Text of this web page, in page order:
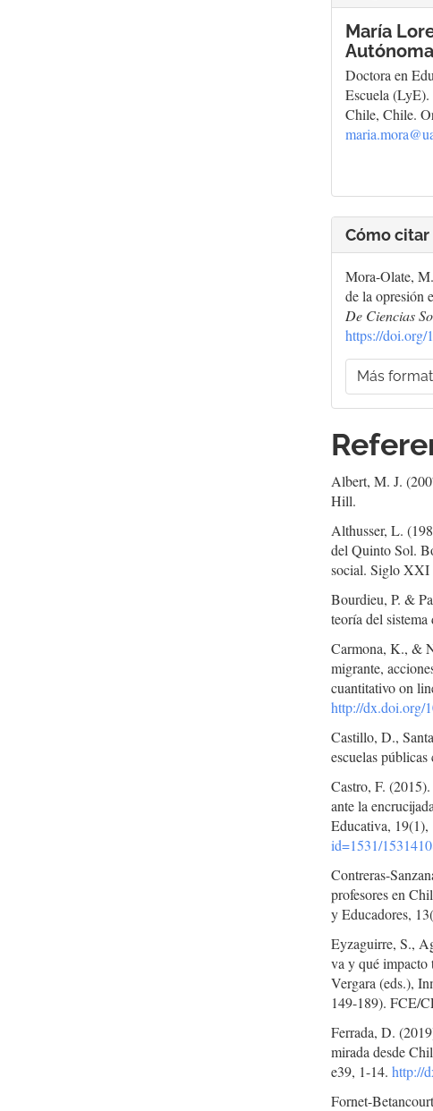
María
Doctora en
Escuela
Chile, Chile.
Cómo citar
Mora-Olate,
de la opresión
De Ciencias
https://doi.org/
Más
Albert, M. J.
Hill.
Althusser, L.
del Quinto Sol.
social. Siglo XXI
Bourdieu, P. &
teoría del
Carmona, K., &
migrante,
cuantitativo on
http://dx.doi.org/
Castillo, D.,
escuelas
Castro, F.
ante la
Educativa,
id=1531/
Contreras-
profesores en
y Educadores,
Eyzaguirre, S.,
va y qué
Vergara (eds.),
149-189). FCE/
Ferrada, D.
mirada desde
e39, 1-14.http://
Fornet-